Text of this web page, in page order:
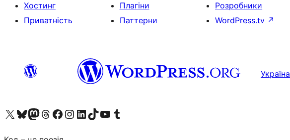
Хостинг
Приватність
Плагіни
Паттерни
Розробники
WordPress.tv ↗
Україна
Visit our X (formerly Twitter) account
Visit our Bluesky account
Завітайте до нашої стрічки в Mastodon
Visit our Threads account
Завітайте на нашу сторінку в Facebook
Visit our Instagram account
Visit our LinkedIn account
Visit our TikTok account
Visit our YouTube channel
Visit our Tumblr account